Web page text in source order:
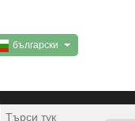
български